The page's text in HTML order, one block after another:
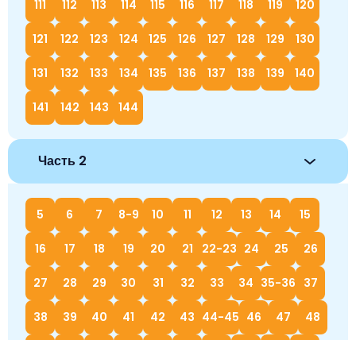
111 112 113 114 115 116 117 118 119 120
121 122 123 124 125 126 127 128 129 130
131 132 133 134 135 136 137 138 139 140
141 142 143 144
Часть 2
5 6 7 8-9 10 11 12 13 14 15
16 17 18 19 20 21 22-23 24 25 26
27 28 29 30 31 32 33 34 35-36 37
38 39 40 41 42 43 44-45 46 47 48